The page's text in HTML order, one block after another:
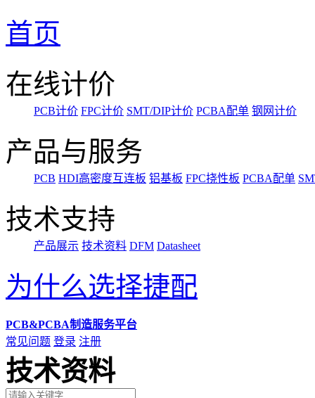
首页
在线计价
PCB计价 FPC计价 SMT/DIP计价 PCBA配单 钢网计价
产品与服务
PCB HDI高密度互连板 铝基板 FPC挠性板 PCBA配单
技术支持
产品展示 技术资料 DFM Datasheet
为什么选择捷配
PCB&PCBA制造服务平台
常见问题 登录 注册
技术资料